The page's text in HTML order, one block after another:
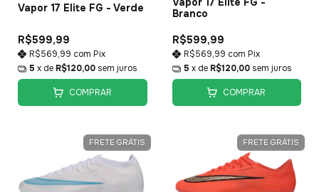
Vapor 17 Elite FG - Verde
R$599,99
R$569,99 com Pix
5 x de R$120,00 sem juros
COMPRAR
Branco
R$599,99
R$569,99 com Pix
5 x de R$120,00 sem juros
COMPRAR
FRETE GRÁTIS FRETE GRÁTIS